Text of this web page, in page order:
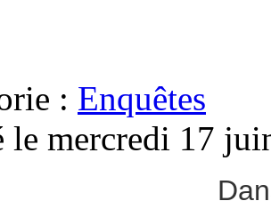
: Enquêtes
le mercredi 17